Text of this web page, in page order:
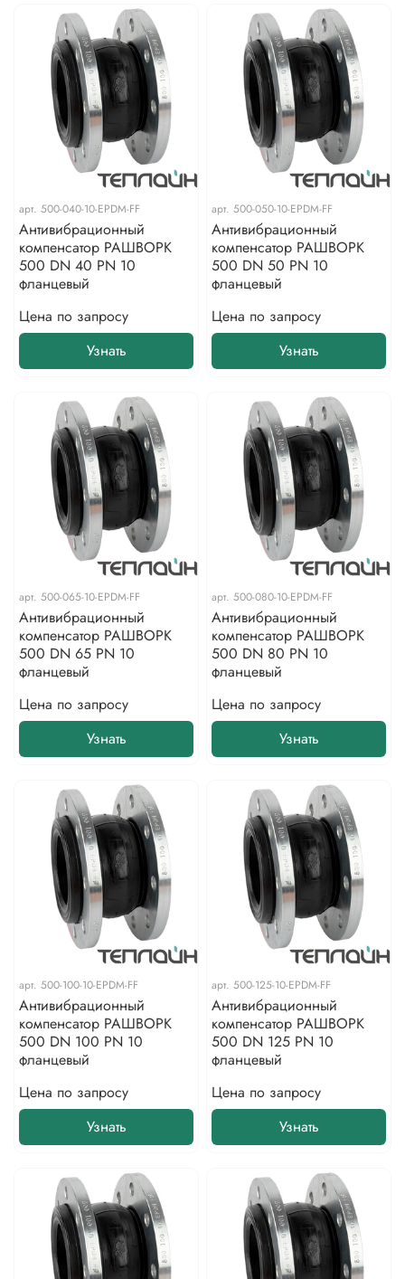
арт. 500-040-10-EPDM-FF
Антивибрационный
компенсатор РАШВОРК
500 DN 40 PN 10
фланцевый
Цена по запросу
Узнать
арт. 500-050-10-EPDM-FF
Антивибрационный
компенсатор РАШВОРК
500 DN 50 PN 10
фланцевый
Цена по запросу
Узнать
арт. 500-065-10-EPDM-FF
Антивибрационный
компенсатор РАШВОРК
500 DN 65 PN 10
фланцевый
Цена по запросу
Узнать
арт. 500-080-10-EPDM-FF
Антивибрационный
компенсатор РАШВОРК
500 DN 80 PN 10
фланцевый
Цена по запросу
Узнать
арт. 500-100-10-EPDM-FF
Антивибрационный
компенсатор РАШВОРК
500 DN 100 PN 10
фланцевый
Цена по запросу
Узнать
арт. 500-125-10-EPDM-FF
Антивибрационный
компенсатор РАШВОРК
500 DN 125 PN 10
фланцевый
Цена по запросу
Узнать